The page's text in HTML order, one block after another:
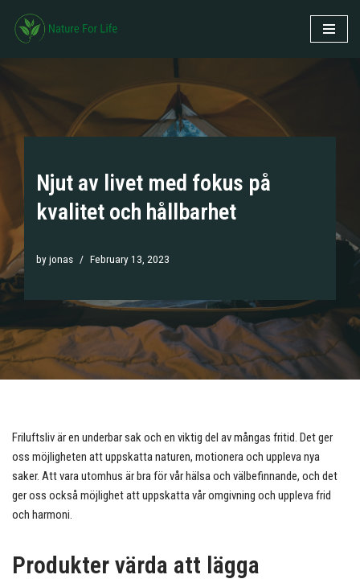
Skip
to
Njut av livet med fokus på
kvalitet och hållbarhet
byjonas February 13, 2023
Friluftsliv är en underbar sak och en viktig del av mångas fritid. Det ger
oss möjligheten att uppskatta naturen, motionera och uppleva nya
saker. Att vara utomhus är bra för vår hälsa och välbefinnande, och det
ger oss också möjlighet att uppskatta vår omgivning och uppleva frid
och harmoni.
Produkter värda att lägga